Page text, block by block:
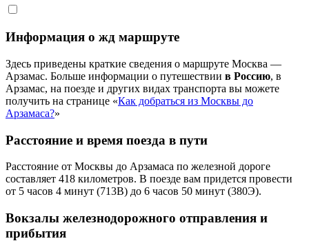
Информация о жд маршруте
Здесь приведены краткие сведения о маршруте Москва —
Арзамас. Больше информации о путешествии в Россию, в
Арзамас, на поезде и других видах транспорта вы можете
получить на странице «Как добраться из Москвы до
Арзамаса?»
Расстояние и время поезда в пути
Расстояние от Москвы до Арзамаса по железной дороге
составляет 418 километров. В поезде вам придется провести
от 5 часов 4 минут (713В) до 6 часов 50 минут (380Э).
Вокзалы железнодорожного отправления и
прибытия